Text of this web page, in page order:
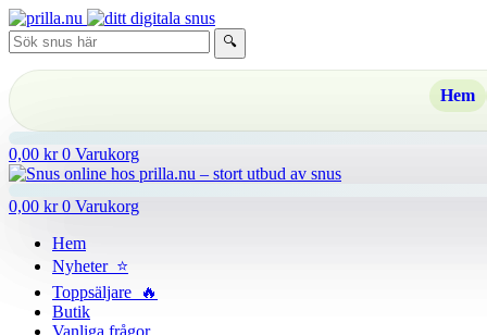
Hoppa
till
innehåll
🔍
Hem
0,00 kr 0 Varukorg
0,00 kr 0 Varukorg
Hem
Nyheter ⭐
Toppsäljare 🔥
Butik
Vanliga frågor